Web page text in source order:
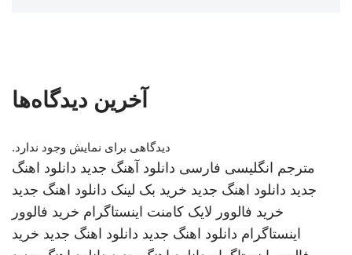
آخرین دیدگاه‌ها
دیدگاهی برای نمایش وجود ندارد.
مترجم انگلیسی فارسی دانلود آهنگ جدید دانلود اهنگ
جدید دانلود اهنگ جدید خرید بک لینک دانلود اهنگ جدید
خرید فالوور لایک کامنت اینستاگرام خرید فالوور
اینستاگرام دانلود اهنگ جدید دانلود اهنگ جدید خرید